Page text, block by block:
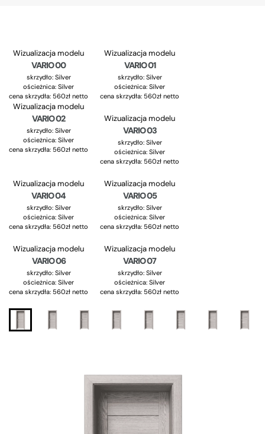
Wizualizacja modelu
VARIO 00
skrzydło: Silver
ościeżnica: Silver
cena skrzydła: 560zł netto
Wizualizacja modelu
VARIO 01
skrzydło: Silver
ościeżnica: Silver
cena skrzydła: 560zł netto
Wizualizacja modelu
VARIO 02
skrzydło: Silver
ościeżnica: Silver
cena skrzydła: 560zł netto
Wizualizacja modelu
VARIO 03
skrzydło: Silver
ościeżnica: Silver
cena skrzydła: 560zł netto
Wizualizacja modelu
VARIO 04
skrzydło: Silver
ościeżnica: Silver
cena skrzydła: 560zł netto
Wizualizacja modelu
VARIO 05
skrzydło: Silver
ościeżnica: Silver
cena skrzydła: 560zł netto
Wizualizacja modelu
VARIO 06
skrzydło: Silver
ościeżnica: Silver
cena skrzydła: 560zł netto
Wizualizacja modelu
VARIO 07
skrzydło: Silver
ościeżnica: Silver
cena skrzydła: 560zł netto